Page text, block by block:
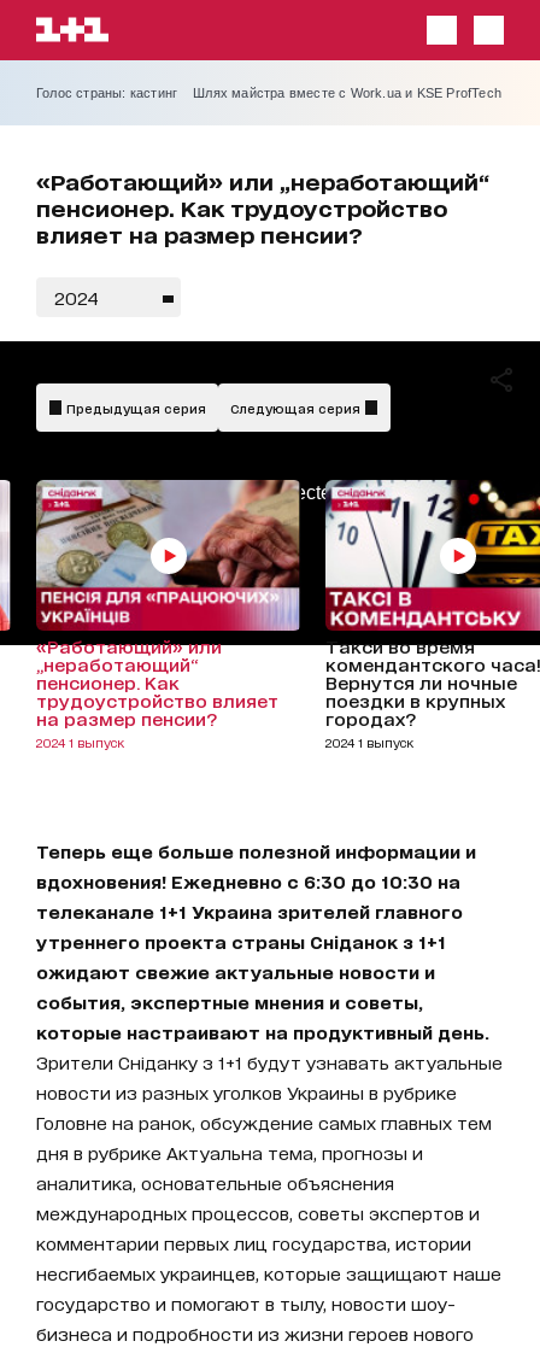
Голос страны: кастинг Шлях майстра вместе с Work.ua и KSE ProfTech
«Работающий» или „неработающий“
пенсионер. Как трудоустройство
влияет на размер пенсии?
2024
AdBlockDetected!
Предыдущая серия Следующая серия
«Работающий» или
„неработающий“
пенсионер. Как
трудоустройство влияет
на размер пенсии?
2024 1 выпуск
Такси во время
комендантского часа!
Вернутся ли ночные
поездки в крупных
городах?
2024 1 выпуск
Теперь еще больше полезной информации и
вдохновения! Ежедневно с 6:30 до 10:30 на
телеканале 1+1 Украина зрителей главного
утреннего проекта страны Сніданок з 1+1
ожидают свежие актуальные новости и
события, экспертные мнения и советы,
которые настраивают на продуктивный день.
Зрители Сніданку з 1+1 будут узнавать актуальные
новости из разных уголков Украины в рубрике
Головне на ранок, обсуждение самых главных тем
дня в рубрике Актуальна тема, прогнозы и
аналитика, основательные объяснения
международных процессов, советы экспертов и
комментарии первых лиц государства, истории
несгибаемых украинцев, которые защищают наше
государство и помогают в тылу, новости шоу-
бизнеса и подробности из жизни героев нового